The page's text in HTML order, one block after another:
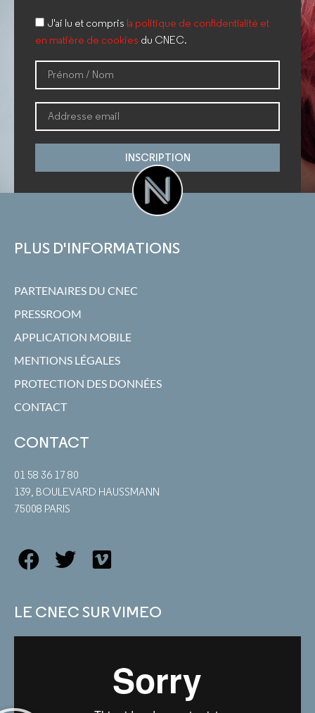
J'ai lu et compris la politique de confidentialité et
en matière de cookies du CNEC.
INSCRIPTION
PLUS D'INFORMATIONS
PARTENAIRES DU CNEC
PRESSROOM
APPLICATION MOBILE
MENTIONS LÉGALES
PROTECTION DES DONNÉES
CONTACT
CONTACT
01 58 36 17 80
139, BOULEVARD HAUSSMANN
75008 PARIS
LE CNEC SUR VIMEO